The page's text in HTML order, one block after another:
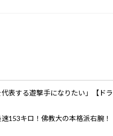
表する遊撃手になりたい」【ドラ
153キロ！佛教大の本格派右腕！